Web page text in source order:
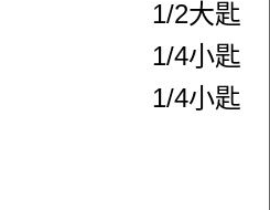
1/2大匙
1/4小匙
1/4小匙